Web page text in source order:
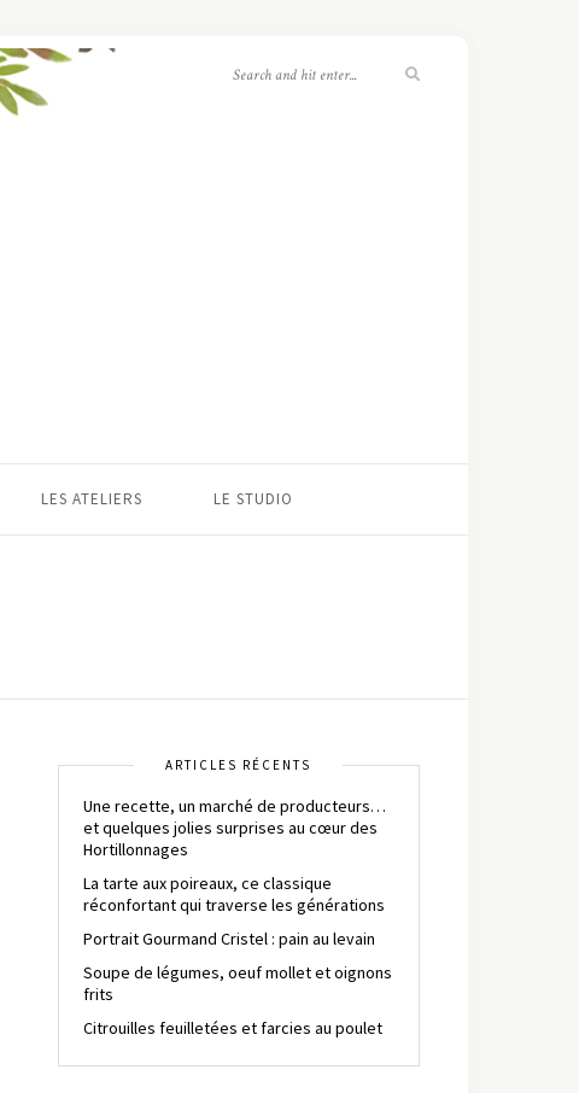
LES ATELIERS LE STUDIO
ARTICLES RÉCENTS
Une recette, un marché de producteurs…
et quelques jolies surprises au cœur des
Hortillonnages
La tarte aux poireaux, ce classique
réconfortant qui traverse les générations
Portrait Gourmand Cristel : pain au levain
Soupe de légumes, oeuf mollet et oignons
frits
Citrouilles feuilletées et farcies au poulet